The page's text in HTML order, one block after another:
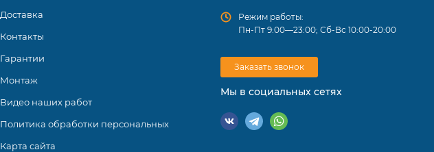
Доставка
Контакты
Гарантии
Монтаж
Видео наших работ
Политика обработки персональных
Карта сайта
Режим работы:
Пн-Пт 9:00—23:00; Сб-Вс 10:00-20:00
Заказать звонок
Мы в социальных сетях